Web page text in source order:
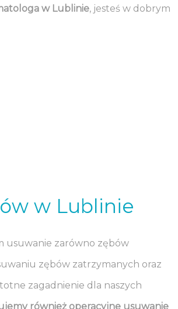
w Lublinie, jesteś w dobrym
w Lublinie
usuwanie zarówno zębów
zębów zatrzymanych oraz
zagadnienie dla naszych
również operacyjne usuwanie